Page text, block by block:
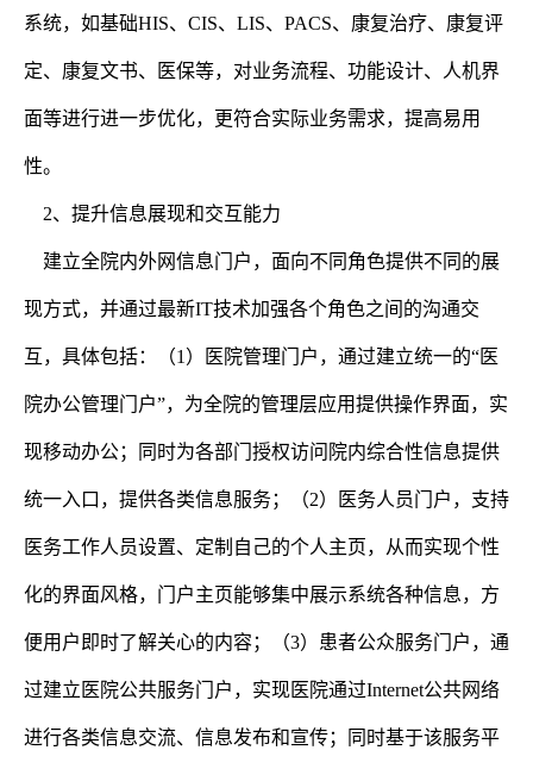
系统，如基础HIS、CIS、LIS、PACS、康复治疗、康复评
定、康复文书、医保等，对业务流程、功能设计、人机界
面等进行进一步优化，更符合实际业务需求，提高易用
性。
2、提升信息展现和交互能力
建立全院内外网信息门户，面向不同角色提供不同的展
现方式，并通过最新IT技术加强各个角色之间的沟通交
互，具体包括：（1）医院管理门户，通过建立统一的“医
院办公管理门户”，为全院的管理层应用提供操作界面，实
现移动办公；同时为各部门授权访问院内综合性信息提供
统一入口，提供各类信息服务；（2）医务人员门户，支持
医务工作人员设置、定制自己的个人主页，从而实现个性
化的界面风格，门户主页能够集中展示系统各种信息，方
便用户即时了解关心的内容；（3）患者公众服务门户，通
过建立医院公共服务门户，实现医院通过Internet公共网络
进行各类信息交流、信息发布和宣传；同时基于该服务平